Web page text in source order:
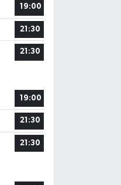
19:00
21:30
21:30
19:00
21:30
21:30